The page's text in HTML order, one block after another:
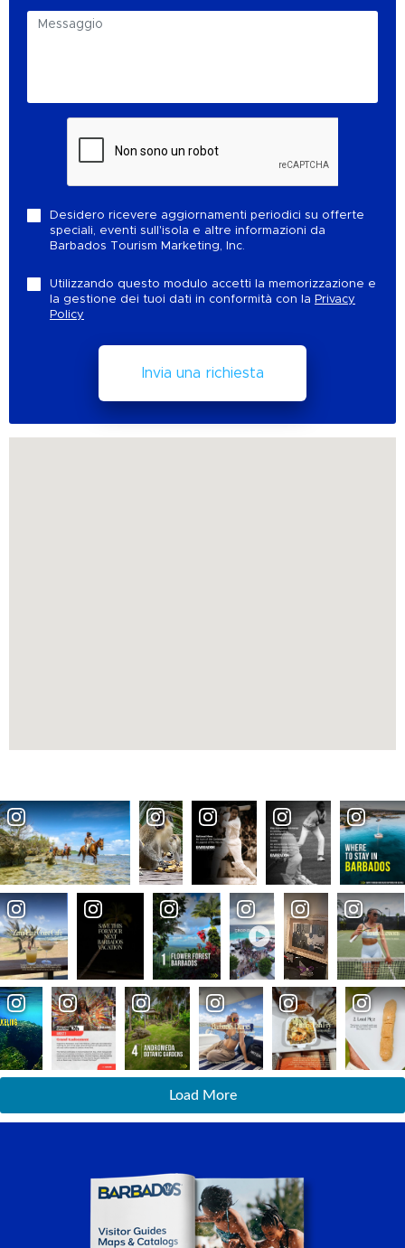
Desidero ricevere aggiornamenti periodici su offerte
speciali, eventi sull'isola e altre informazioni da
Barbados Tourism Marketing, Inc.
Utilizzando questo modulo accetti la memorizzazione e
la gestione dei tuoi dati in conformità con la Privacy
Policy
Load More